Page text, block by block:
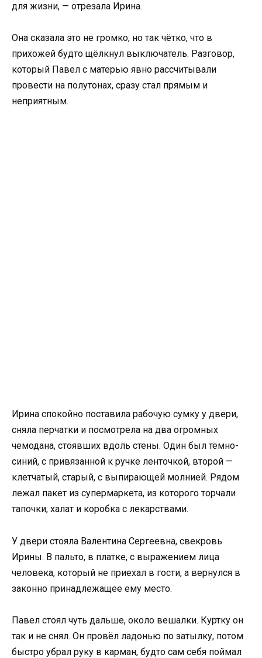
для жизни, — отрезала Ирина.
Она сказала это не громко, но так чётко, что в
прихожей будто щёлкнул выключатель. Разговор,
который Павел с матерью явно рассчитывали
провести на полутонах, сразу стал прямым и
неприятным.
Ирина спокойно поставила рабочую сумку у двери,
сняла перчатки и посмотрела на два огромных
чемодана, стоявших вдоль стены. Один был тёмно-
синий, с привязанной к ручке ленточкой, второй —
клетчатый, старый, с выпирающей молнией. Рядом
лежал пакет из супермаркета, из которого торчали
тапочки, халат и коробка с лекарствами.
У двери стояла Валентина Сергеевна, свекровь
Ирины. В пальто, в платке, с выражением лица
человека, который не приехал в гости, а вернулся в
законно принадлежащее ему место.
Павел стоял чуть дальше, около вешалки. Куртку он
так и не снял. Он провёл ладонью по затылку, потом
быстро убрал руку в карман, будто сам себя поймал